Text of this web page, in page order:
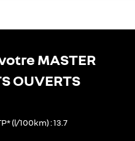
MASTER
OUVERTS
(l/100km) 13.7